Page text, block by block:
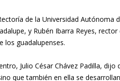
de la Universidad Autónoma
y Rubén Ibarra Reyes,
los guadalupenses.
Julio César Chávez Padilla,
que también en ella se